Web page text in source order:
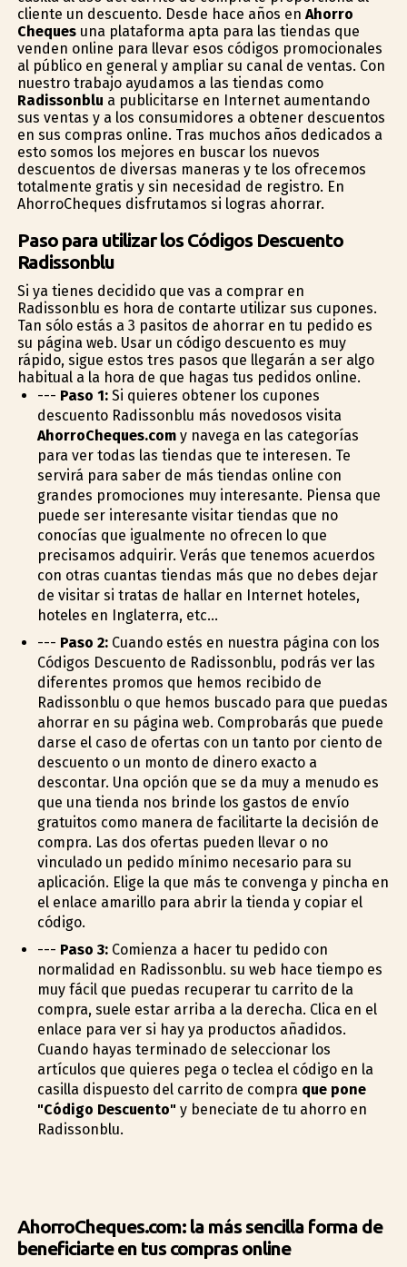
cliente un descuento. Desde hace años en Ahorro
Chequesuna plataforma apta para las tiendas que
venden online para llevar esos códigos promocionales
al público en general y ampliar su canal de ventas. Con
nuestro trabajo ayudamos a las tiendas como
Radissonblu a publicitarse en Internet aumentando
sus ventas y a los consumidores a obtener descuentos
en sus compras online. Tras muchos años dedicados a
esto somos los mejores en buscar los nuevos
descuentos de diversas maneras y te los ofrecemos
totalmente gratis y sin necesidad de registro. En
AhorroCheques disfrutamos si logras ahorrar.
Paso para utilizar los Códigos Descuento
Radissonblu
Si ya tienes decidido que vas a comprar en
Radissonblu es hora de contarte utilizar sus cupones.
Tan sólo estás a 3 pasitos de ahorrar en tu pedido es
su página web. Usar un código descuento es muy
rápido, sigue estos tres pasos que llegarán a ser algo
habitual a la hora de que hagas tus pedidos online.
--- Paso 1:Si quieres obtener los cupones
descuento Radissonblu más novedosos visita
AhorroCheques.comy navega en las categorías
para ver todas las tiendas que te interesen. Te
servirá para saber de más tiendas online con
grandes promociones muy interesante. Piensa que
puede ser interesante visitar tiendas que no
conocías que igualmente no ofrecen lo que
precisamos adquirir. Verás que tenemos acuerdos
con otras cuantas tiendas más que no debes dejar
de visitar si tratas de hallar en Internet hoteles,
hoteles en Inglaterra, etc...
--- Paso 2:Cuando estés en nuestra página con los
Códigos Descuento de Radissonblu, podrás ver las
diferentes promos que hemos recibido de
Radissonblu o que hemos buscado para que puedas
ahorrar en su página web. Comprobarás que puede
darse el caso de ofertas con un tanto por ciento de
descuento o un monto de dinero exacto a
descontar. Una opción que se da muy a menudo es
que una tienda nos brinde los gastos de envío
gratuitos como manera de facilitarte la decisión de
compra. Las dos ofertas pueden llevar o no
vinculado un pedido mínimo necesario para su
aplicación. Elige la que más te convenga y pincha en
el enlace amarillo para abrir la tienda y copiar el
código.
--- Paso 3:Comienza a hacer tu pedido con
normalidad en Radissonblu. su web hace tiempo es
muy fácil que puedas recuperar tu carrito de la
compra, suele estar arriba a la derecha. Clica en el
enlace para ver si hay ya productos añadidos.
Cuando hayas terminado de seleccionar los
artículos que quieres pega o teclea el código en la
casilla dispuesto del carrito de compra que pone
"Código Descuento"y beneficiate de tu ahorro en
Radissonblu.
AhorroCheques.com: la más sencilla forma de
beneficiarte en tus compras online